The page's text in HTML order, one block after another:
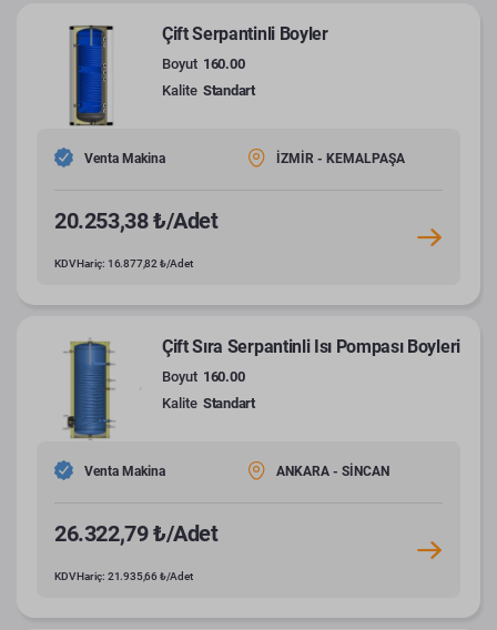
Çift Serpantinli Boyler
Boyut 160.00
Kalite Standart
Venta Makina İZMİR - KEMALPAŞA
20.253,38 ₺/Adet
KDV Hariç: 16.877,82 ₺/Adet
Çift Sıra Serpantinli Isı Pompası Boyleri
Boyut 160.00
Kalite Standart
Venta Makina ANKARA - SİNCAN
26.322,79 ₺/Adet
KDV Hariç: 21.935,66 ₺/Adet